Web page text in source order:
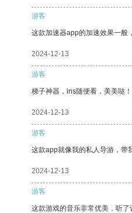
游客
这款加速器app的加速效果一般
2024-12-13
游客
梯子神器，ins随便看，美美哒！
2024-12-13
游客
这款app就像我的私人导游，带
2024-12-13
游客
这款游戏的音乐非常优美，听了